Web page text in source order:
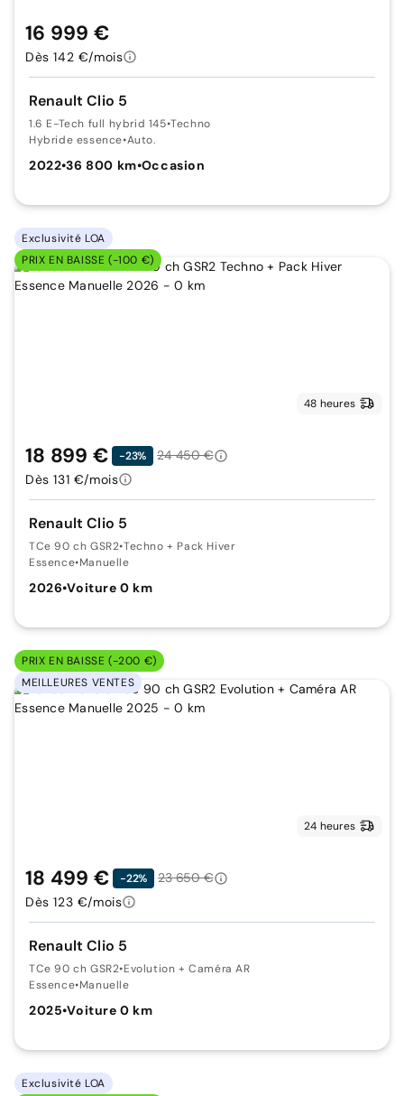
Renault Clio 5
1.6 E-Tech full hybrid 145•Techno
Hybride essence•Auto.
2022•36 800 km•Occasion
16 999 €
Dès 142 €/mois
Exclusivité LOA
PRIX EN BAISSE (-100 €)
48 heures
Renault Clio 5
TCe 90 ch GSR2•Techno + Pack Hiver
Essence•Manuelle
2026•Voiture 0 km
18 899 € -23%
24 450 €
Dès 131 €/mois
PRIX EN BAISSE (-200 €)
MEILLEURES VENTES
24 heures
Renault Clio 5
TCe 90 ch GSR2•Evolution + Caméra AR
Essence•Manuelle
2025•Voiture 0 km
18 499 € -22%
23 650 €
Dès 123 €/mois
Exclusivité LOA